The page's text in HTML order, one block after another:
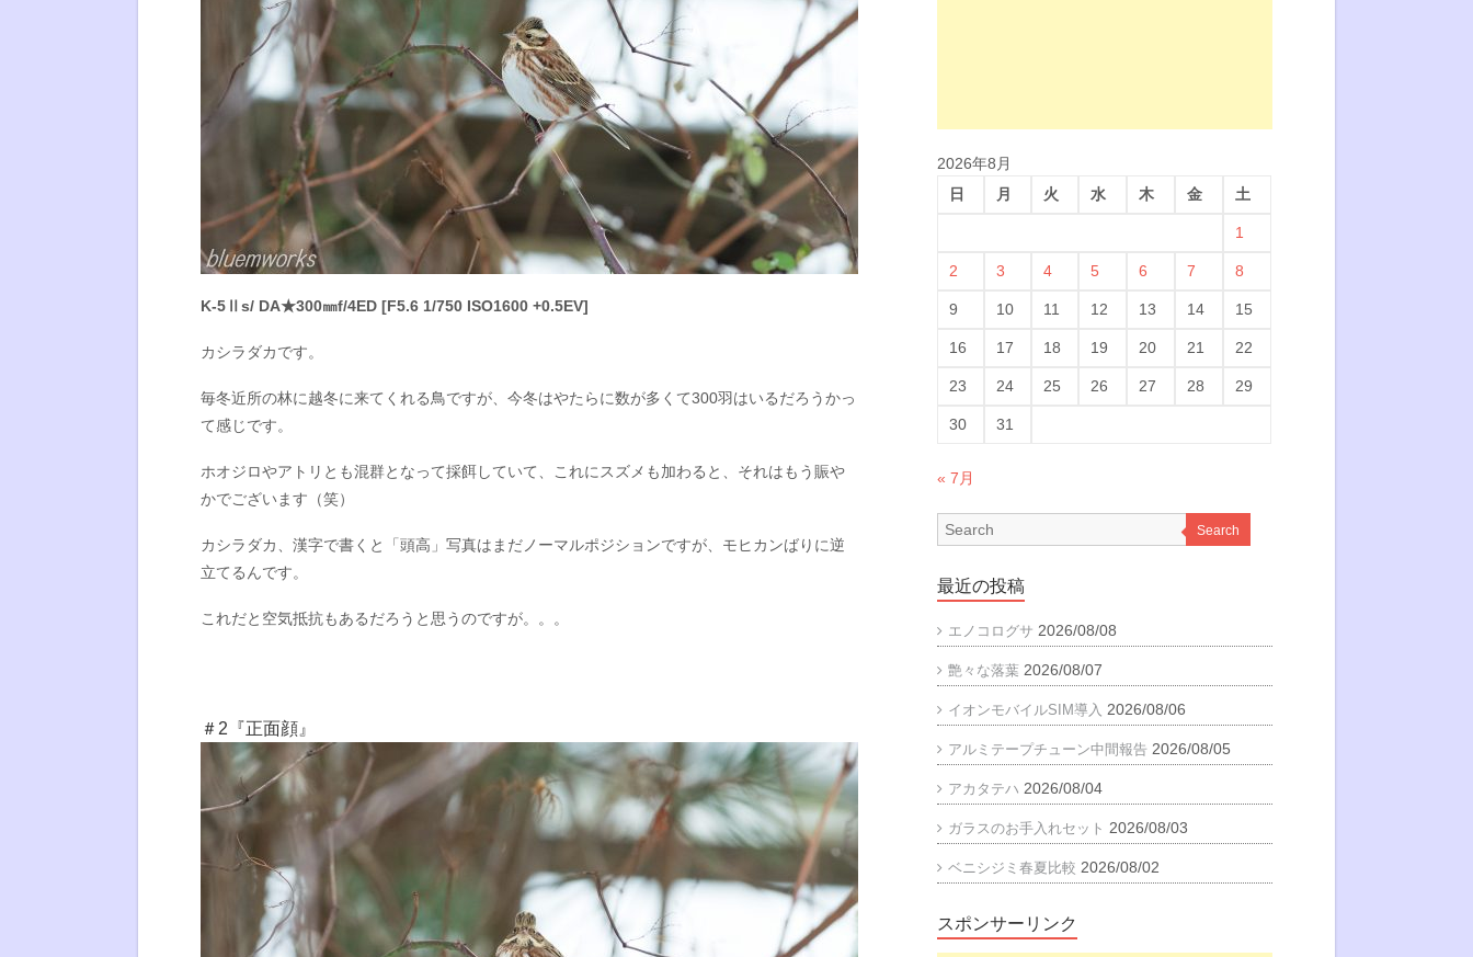
K-5Ⅱs/ DA★300㎜f/4ED [F5.6 1/750 ISO1600 +0.5EV]
カシラダカです。
毎冬近所の林に越冬に来てくれる鳥ですが、今冬はやたらに数が多くて300羽はいるだろうかっ
て感じです。
ホオジロやアトリとも混群となって採餌していて、これにスズメも加わると、それはもう賑や
かでございます（笑）
カシラダカ、漢字で書くと「頭高」写真はまだノーマルポジションですが、モヒカンばりに逆
立てるんです。
これだと空気抵抗もあるだろうと思うのですが。。。
＃2『正面顔』
2026年8月
日
月 火 水 木 金 土
1
2 3 4 5 6 7 8
9 10 11 12 13 14 15
16 17 18 19 20 21 22
23 24 25 26 27 28 29
30 31
« 7月
Search
最近の投稿
エノコログサ 2026/08/08
艶々な落葉 2026/08/07
イオンモバイルSIM導入 2026/08/06
アルミテープチューン中間報告 2026/08/05
アカタテハ 2026/08/04
ガラスのお手入れセット 2026/08/03
ベニシジミ春夏比較 2026/08/02
スポンサーリンク